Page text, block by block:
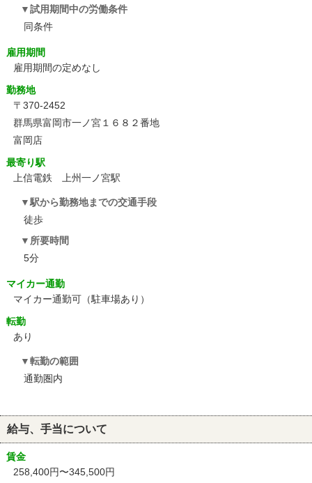
試用期間中の労働条件
同条件
雇用期間
雇用期間の定めなし
勤務地
〒370-2452
群馬県富岡市一ノ宮１６８２番地
富岡店
最寄り駅
上信電鉄 上州一ノ宮駅
駅から勤務地までの交通手段
徒歩
所要時間
5分
マイカー通勤
マイカー通勤可（駐車場あり）
転勤
あり
転勤の範囲
通勤圏内
給与、手当について
賃金
258,400円〜345,500円